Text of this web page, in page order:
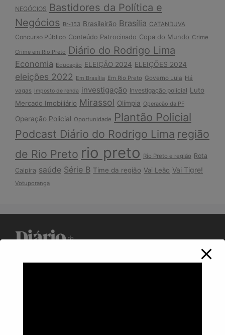
NEGÓCIOS Bastidores da Política e
Negócios Br-153 Brasileirão Brasília CATANDUVA
Concurso Público Conteúdo Patrocinado Copa do Mundo Crime
Crime em Rio Preto Diário do Rodrigo Lima
Economia Educação ELEIÇÃO 2024 ELEIÇÕES 2024
eleições 2022 Em Brasília Em Rio Preto Governo Lula Há
vagas Imposto de renda investigação Investigação policial Luto
Mercado Imobiliário Mirassol Olímpia Operação da PF
Operação Policial Oportunidade Plantão Policial
Podcast Diário do Rodrigo Lima região
de Rio Preto rio preto Rio Preto e região Rota
Caipira saúde Série B Time da região Vai Leão Vai Tigre!
Votuporanga